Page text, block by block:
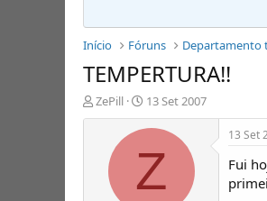
Início Fóruns Departamento
TEMPERTURA!!
I
n
ZePill
D
a
t
d
e
13 Set 2007
Z
13 Set
Fui